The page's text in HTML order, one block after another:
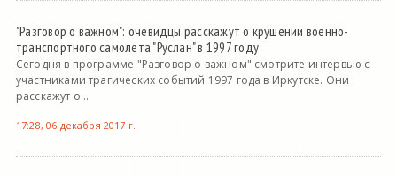
"Разговор о важном": очевидцы расскажут о крушении военно-
транспортного самолета "Руслан" в 1997 году
Сегодня в программе "Разговор о важном" смотрите интервью с
участниками трагических событий 1997 года в Иркутске. Они
расскажут о...
17:28, 06 декабря 2017 г.